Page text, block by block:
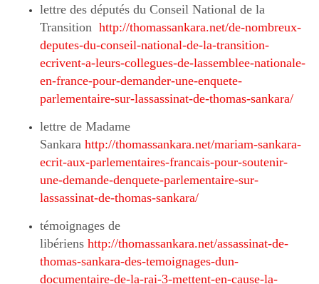
lettre des députés du Conseil National de la
Transition http://thomassankara.net/de-nombreux-
deputes-du-conseil-national-de-la-transition-
ecrivent-a-leurs-collegues-de-lassemblee-nationale-
en-france-pour-demander-une-enquete-
parlementaire-sur-lassassinat-de-thomas-sankara/
lettre de Madame
Sankara http://thomassankara.net/mariam-sankara-
ecrit-aux-parlementaires-francais-pour-soutenir-
une-demande-denquete-parlementaire-sur-
lassassinat-de-thomas-sankara/
témoignages de
libériens http://thomassankara.net/assassinat-de-
thomas-sankara-des-temoignages-dun-
documentaire-de-la-rai-3-mettent-en-cause-la-